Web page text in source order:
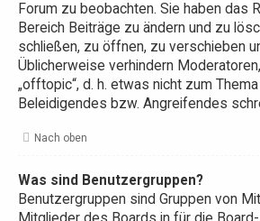
Forum zu beobachten. Sie haben das
Bereich Beiträge zu ändern und zu
schließen, zu öffnen, zu verschieben
Üblicherweise verhindern
„offtopic“, d. h. etwas nicht zum
Beleidigendes bzw. Angreifendes
Nach oben
Was sind Benutzergruppen?
Benutzergruppen sind Gruppen von